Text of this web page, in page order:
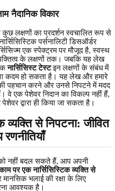
नैदानिक ​​विकार
कुछ लक्षणों का प्रदर्शन स्वचालित रूप से
पर्सनालिटी डिसऑर्डर
एक स्पेक्ट्रम पर मौजूद है, स्वस्थ
के लक्षणों तक। जबकि यह लेख
नार्सिसिस्ट टेस्टइन लक्षणों के संबंध में
कदम हो सकता है। यह लेख और हमारे
पहचान करने और उनसे निपटने में मदद
वे एक पेशेवर निदान का विकल्प नहीं हैं,
द्वारा ही किया जा सकता है।
व्यक्ति से निपटना: जीवित
रणनीतियाँ
नहीं बदल सकते हैं, आप अपनी
पर एक नार्सिसिस्टिक व्यक्ति से
भलाई की रक्षा के लिए
आवश्यक है।